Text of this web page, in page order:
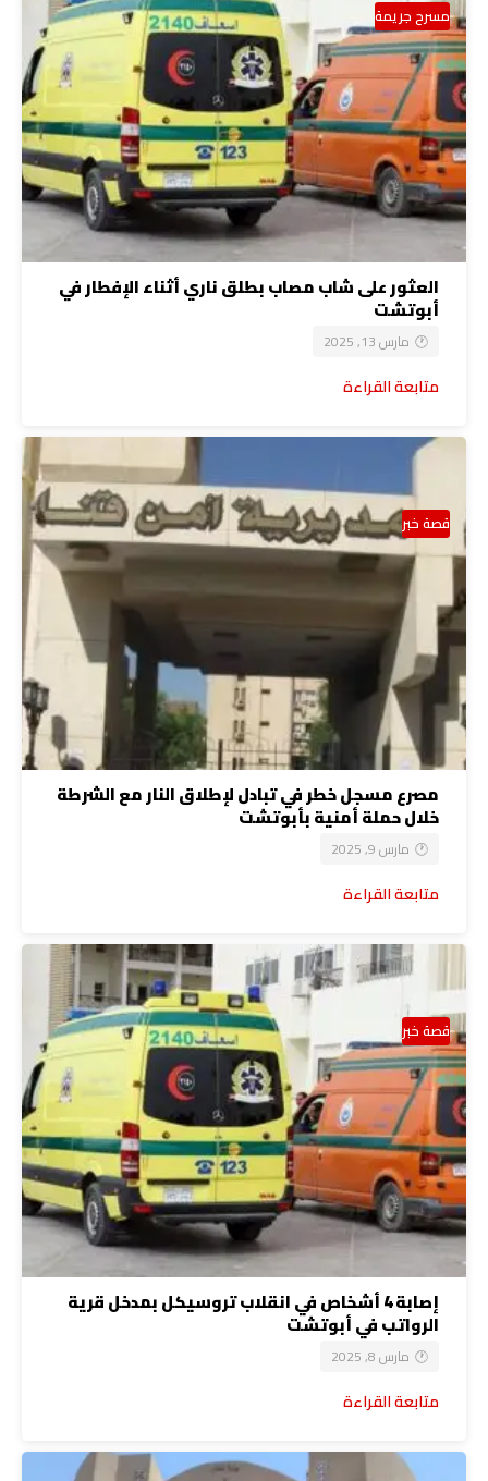
مسرح جريمة
العثور على شاب مصاب بطلق ناري أثناء الإفطار في
أبوتشت
مارس 13, 2025
متابعة القراءة
قصة خبر
مصرع مسجل خطر في تبادل لإطلاق النار مع الشرطة
خلال حملة أمنية بأبوتشت
مارس 9, 2025
متابعة القراءة
قصة خبر
إصابة 4 أشخاص في انقلاب تروسيكل بمدخل قرية
الرواتب في أبوتشت
مارس 8, 2025
متابعة القراءة